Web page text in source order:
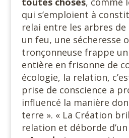
qui s’emploient à
relai entre les arbres
un feu, une sécheresse
tronçonneuse frappe
entière en frisonne de
écologie, la relation,
prise de conscience a
influencé la manière
terre ». « La Création
relation et déborde